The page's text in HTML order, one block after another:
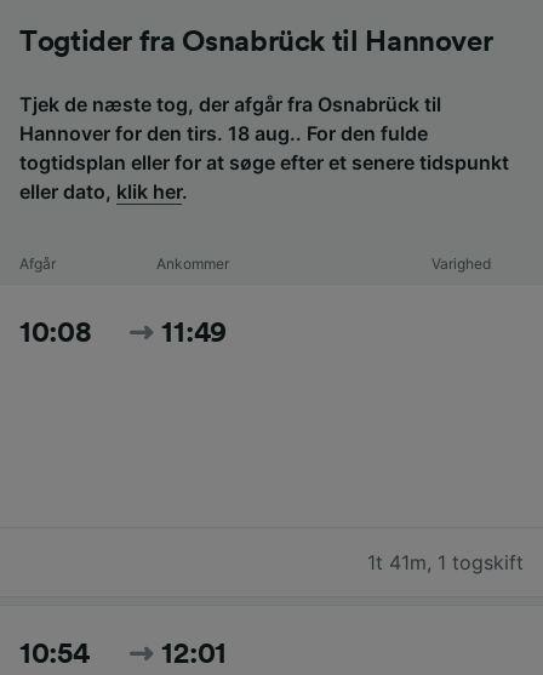
Togtider fra Osnabrück til Hannover
Tjek de næste tog, der afgår fra Osnabrück til
Hannover for den tirs. 18 aug.. For den fulde
togtidsplan eller for at søge efter et senere tidspunkt
eller dato, klik her.
Afgår Ankommer Varighed
10:08 11:49
1t 41m, 1 togskift
10:54 12:01